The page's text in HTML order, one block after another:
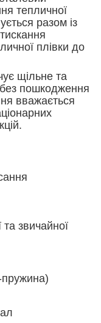
тепличної
разом із
плівки до
щільне та
без пошкодження
вважається
та звичайної
пружина)